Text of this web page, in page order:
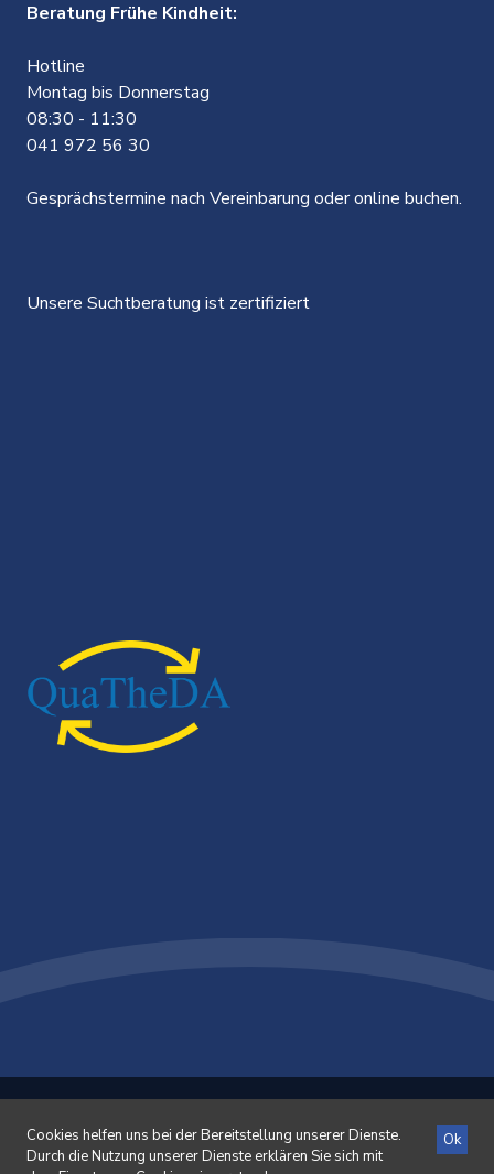
Beratung Frühe Kindheit:
Hotline
Montag bis Donnerstag
08:30 - 11:30
041 972 56 30
Gesprächstermine nach Vereinbarung oder online buchen.
Unsere Suchtberatung ist zertifiziert
Wiggertal